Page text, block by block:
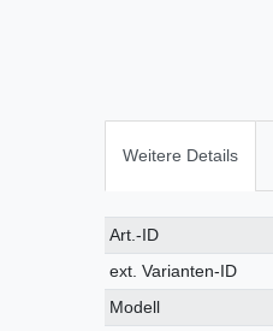
Weitere Details
Technisches
Merkmal
Wert
Art.-ID
ext. Varianten-ID
Modell